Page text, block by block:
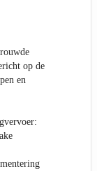
op de
en